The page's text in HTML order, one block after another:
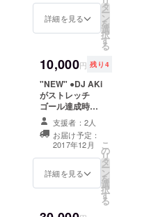
チェコ共和
国、タイ、
シンガポー
ルなどでプ
レイ。
また、プロ
デューサー
としても
iTunesでリ
たNIKE+
料ご招待 ●DJ
AKi がリリース
ロールにお名前
を記載 ●DJ AKi
が選ぶチェコの
お土産
詳細を見る
タ
ー
ン
を
選
択
す
る
10,000円 残り4
"NEW" ●DJ AKi
がストレッチ
ゴール達成時に
実施するVRスト
リーミングへの
出演権
支援者：2人
お届け予定：
2017年12月
詳細を見る
こ
の
リ
タ
ー
ン
を
選
択
す
る